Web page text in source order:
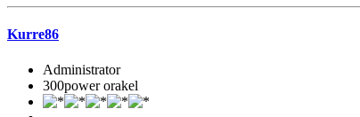
Kurre86
Administrator
300power orakel